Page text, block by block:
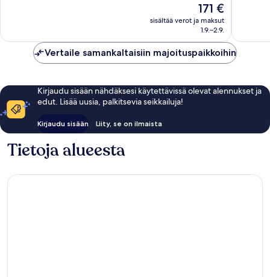
Hinta
on
171 €
171 €
sisältää verot ja maksut
1.9.–2.9.
Vertaile samankaltaisiin majoituspaikkoihin
Kirjaudu sisään nähdäksesi käytettävissä olevat alennukset ja
edut. Lisää uusia, palkitsevia seikkailuja!
Kirjaudu sisään Liity, se on ilmaista
Tietoja alueesta